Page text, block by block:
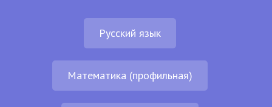
Русский язык
Математика (профильная)